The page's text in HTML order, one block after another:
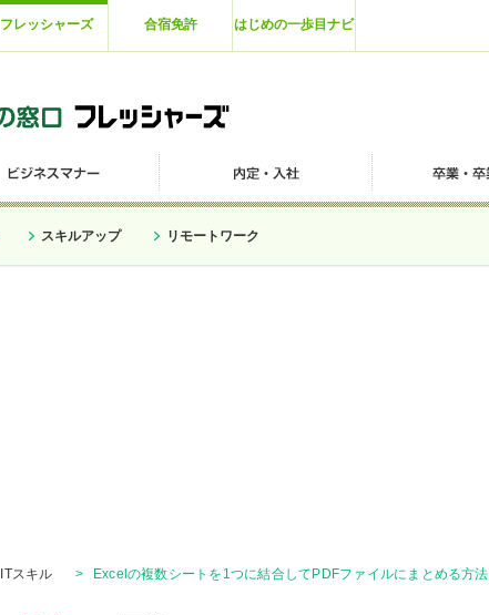
フレッシャーズ 合宿免許 はじめの一歩目ナビ
スキルアップ リモートワーク
ITスキル > Excelの複数シートを1つに結合してPDFファイルにまとめる方法